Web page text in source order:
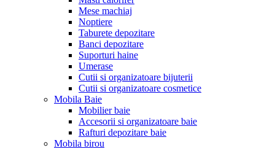
Mese machiaj
Noptiere
Taburete depozitare
Banci depozitare
Suporturi haine
Umerase
Cutii si organizatoare bijuterii
Cutii si organizatoare cosmetice
Mobila Baie
Mobilier baie
Accesorii si organizatoare baie
Rafturi depozitare baie
Mobila birou